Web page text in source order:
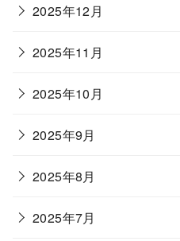
2025年12月
2025年11月
2025年10月
2025年9月
2025年8月
2025年7月